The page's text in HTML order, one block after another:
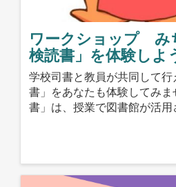
ワークショップ み
検読書」を体験しよ
学校司書と教員が共同して
書」をあなたも体験してみ
書」は、授業で図書館が活